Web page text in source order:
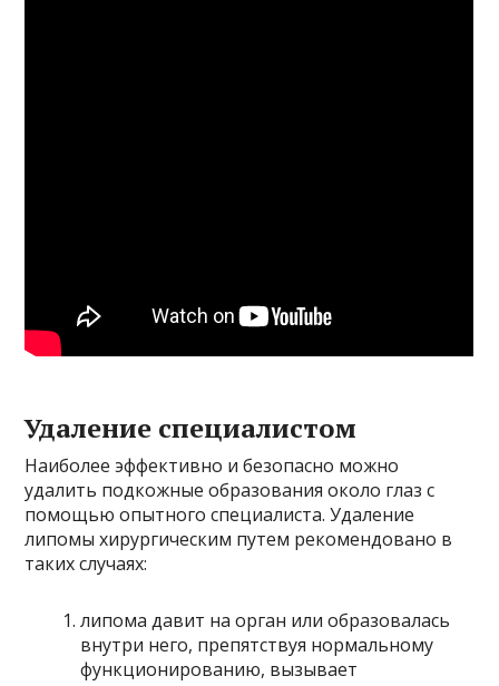
Удаление специалистом
Наиболее эффективно и безопасно можно
удалить подкожные образования около глаз с
помощью опытного специалиста. Удаление
липомы хирургическим путем рекомендовано в
таких случаях:
липома давит на орган или образовалась
внутри него, препятствуя нормальному
функционированию, вызывает